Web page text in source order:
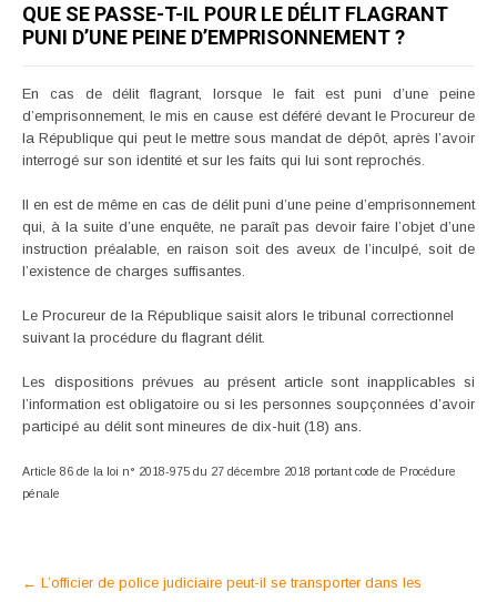
QUE SE PASSE-T-IL POUR LE DÉLIT FLAGRANT
PUNI D’UNE PEINE D’EMPRISONNEMENT ?
En cas de délit flagrant, lorsque le fait est puni d’une peine
d’emprisonnement, le mis en cause est déféré devant le Procureur de
la République qui peut le mettre sous mandat de dépôt, après l’avoir
interrogé sur son identité et sur les faits qui lui sont reprochés.
Il en est de même en cas de délit puni d’une peine d’emprisonnement
qui, à la suite d’une enquête, ne paraît pas devoir faire l’objet d’une
instruction préalable, en raison soit des aveux de l’inculpé, soit de
l’existence de charges suffisantes.
Le Procureur de la République saisit alors le tribunal correctionnel
suivant la procédure du flagrant délit.
Les dispositions prévues au présent article sont inapplicables si
l’information est obligatoire ou si les personnes soupçonnées d’avoir
participé au délit sont mineures de dix-huit (18) ans.
Article 86 de la loi n° 2018-975 du 27 décembre 2018 portant code de Procédure
pénale
Post
← L’officier de police judiciaire peut-il se transporter dans les